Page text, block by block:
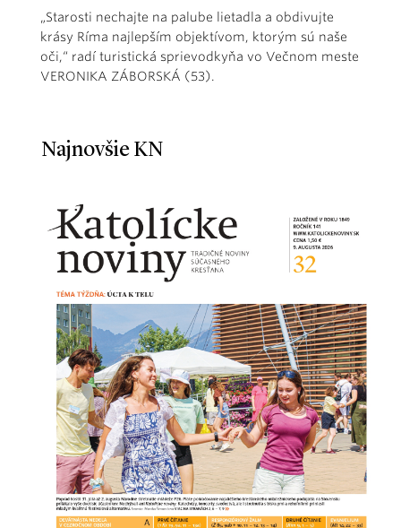
„Starosti nechajte na palube lietadla a obdivujte
krásy Ríma najlepším objektívom, ktorým sú naše
oči,“ radí turistická sprievodkyňa vo Večnom meste
VERONIKA ZÁBORSKÁ (53).
Najnovšie KN